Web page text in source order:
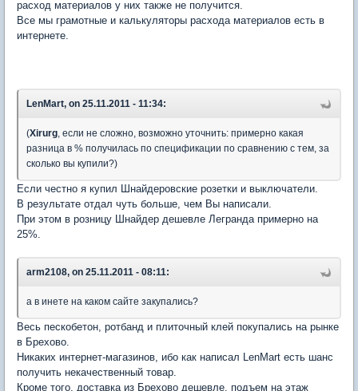
расход материалов у них также не получится.
Все мы грамотные и калькуляторы расхода материалов есть в
интернете.
LenMart, on 25.11.2011 - 11:34:
(Xirurg, если не сложно, возможно уточнить: примерно какая
разница в % получилась по спецификации по сравнению с тем, за
сколько вы купили?)
Если честно я купил Шнайдеровские розетки и выключатели.
В результате отдал чуть больше, чем Вы написали.
При этом в розницу Шнайдер дешевле Легранда примерно на
25%.
arm2108, on 25.11.2011 - 08:11:
а в инете на каком сайте закупались?
Весь пескобетон, ротбанд и плиточный клей покупались на рынке
в Брехово.
Никаких интернет-магазинов, ибо как написал LenMart есть шанс
получить некачественный товар.
Кроме того, доставка из Брехово дешевле, подъем на этаж